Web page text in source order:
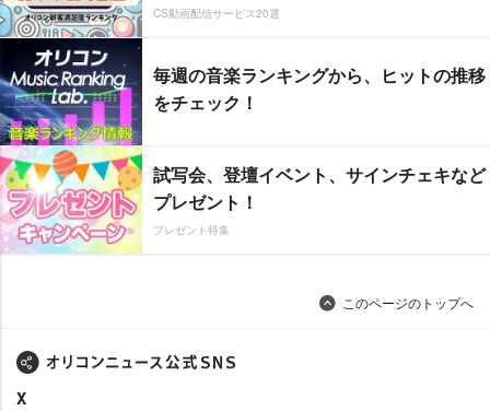
CS動画配信サービス20選
毎週の音楽ランキングから、ヒットの推移
をチェック！
試写会、登壇イベント、サインチェキなど
プレゼント！
プレゼント特集
このページのトップへ
X